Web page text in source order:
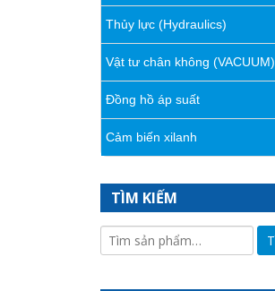
Thủy lực (Hydraulics)
Vật tư chân không (VACUUM)
Đồng hồ áp suất
Cảm biến xilanh
TÌM KIẾM